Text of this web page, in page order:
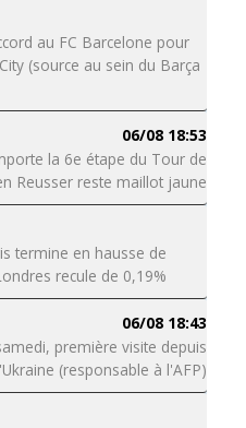
au FC Barcelone pour
(source au sein du Barça
06/08 18:53
la 6e étape du Tour de
Reusser reste maillot jaune
termine en hausse de
recule de 0,19%
06/08 18:43
première visite depuis
(responsable à l'AFP)